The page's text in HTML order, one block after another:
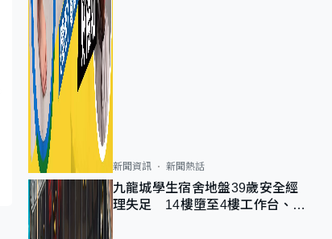
新聞資訊 新聞熱話
九龍城學生宿舍地盤39歲安全經
理失足 14樓墮至4樓工作台、送